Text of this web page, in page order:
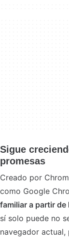
Sigue
promesas
Creado por
como Google
familiar a partir de
sí solo puede no
navegador